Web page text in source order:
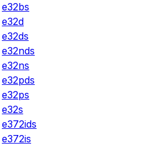
e32bs
e32d
e32ds
e32nds
e32ns
e32pds
e32ps
e32s
e372ids
e372is